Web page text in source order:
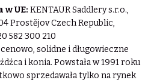
UE: KENTAUR Saddlery s.r.o.,
Prostějov Czech Republic,
582 300 210
solidne i długowieczne
i konia. Powstała w 1991 roku
sprzedawała tylko na rynek